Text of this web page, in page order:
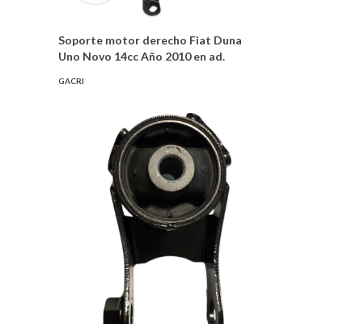
Soporte motor derecho Fiat Duna
Uno Novo 14cc Año 2010 en ad.
GACRI